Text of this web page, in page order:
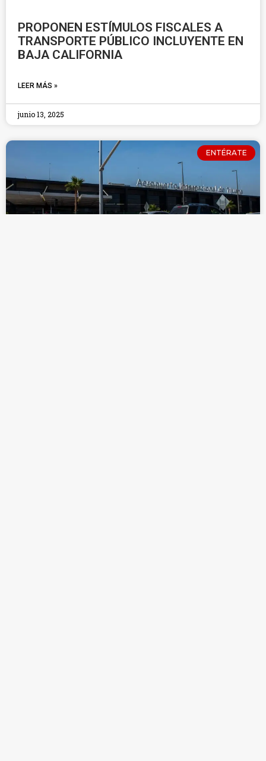
PROPONEN ESTÍMULOS FISCALES A
TRANSPORTE PÚBLICO INCLUYENTE EN
BAJA CALIFORNIA
LEER MÁS »
junio 13, 2025
ENTÉRATE